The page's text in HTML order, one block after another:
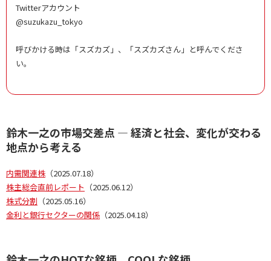
Twitterアカウント
@suzukazu_tokyo
呼びかける時は「スズカズ」、「スズカズさん」と呼んでくださ
い。
鈴木一之の市場交差点 ― 経済と社会、変化が交わる
地点から考える
内需関連株 （2025.07.18）
株主総会直前レポート （2025.06.12）
株式分割 （2025.05.16）
金利と銀行セクターの関係 （2025.04.18）